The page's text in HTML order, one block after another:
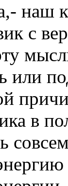
наш
с
или
в